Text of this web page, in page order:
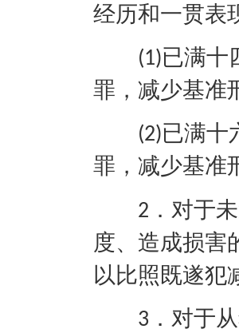
经历和一贯表
(1)已满十
罪，减少基准
(2)已满十
罪，减少基准
2 ．对于
度、造成损害
以比照既遂犯
3 ．对于